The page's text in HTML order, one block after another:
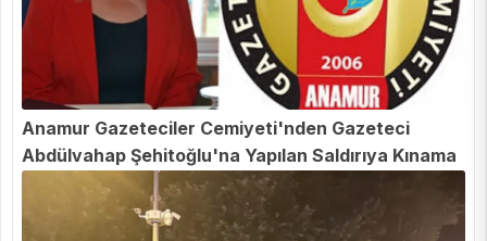
Anamur Gazeteciler Cemiyeti'nden Gazeteci
Abdülvahap Şehitoğlu'na Yapılan Saldırıya Kınama